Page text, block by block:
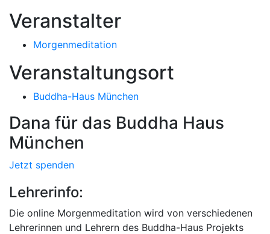
Veranstalter
Morgenmeditation
Veranstaltungsort
Buddha-Haus München
Dana für das Buddha Haus
München
Jetzt spenden
Lehrerinfo:
Die online Morgenmeditation wird von verschiedenen
Lehrerinnen und Lehrern des Buddha-Haus Projekts